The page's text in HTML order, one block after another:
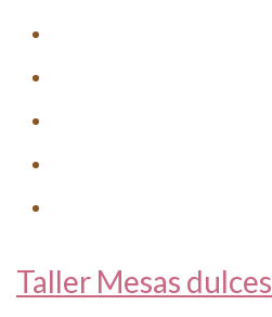
Taller Mesas dulces